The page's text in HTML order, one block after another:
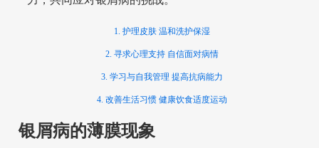
1. 护理皮肤 温和洗护保湿
2. 寻求心理支持 自信面对病情
3. 学习与自我管理 提高抗病能力
4. 改善生活习惯 健康饮食适度运动
银屑病的薄膜现象